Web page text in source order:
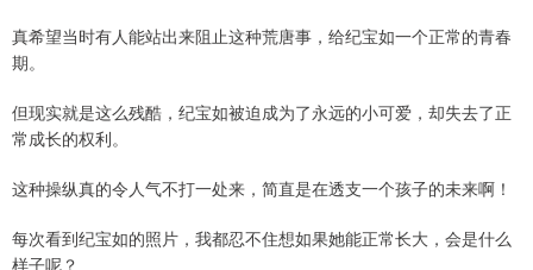
真希望当时有人能站出来阻止这种荒唐事，给纪宝如一个正常的青春
期。
但现实就是这么残酷，纪宝如被迫成为了永远的小可爱，却失去了正
常成长的权利。
这种操纵真的令人气不打一处来，简直是在透支一个孩子的未来啊！
每次看到纪宝如的照片，我都忍不住想如果她能正常长大，会是什么
样子呢？